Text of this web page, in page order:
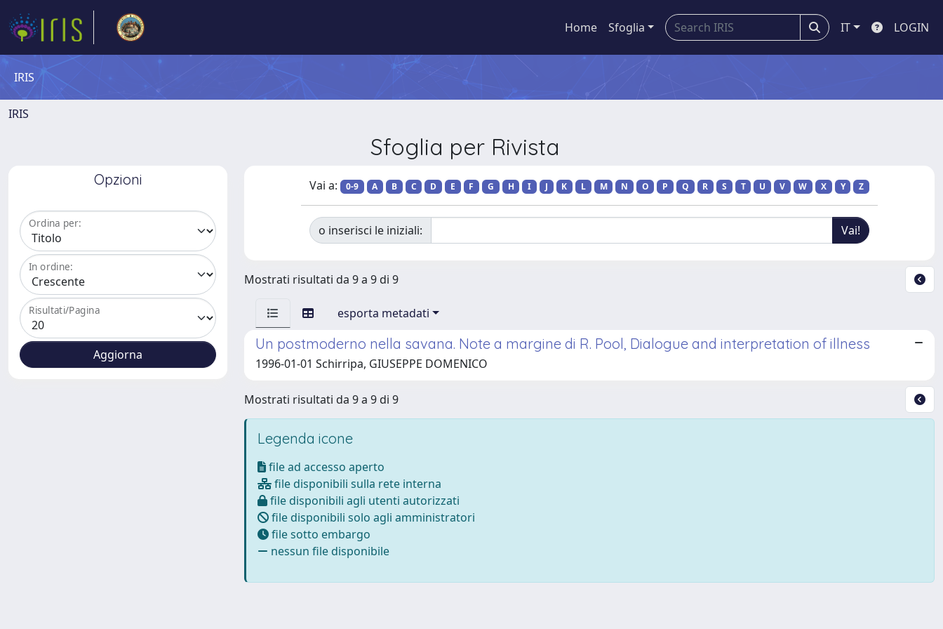
Home Sfoglia IT LOGIN
IRIS
IRIS
Sfoglia per Rivista
Opzioni
Ordina per:
In ordine:
Risultati/Pagina
Vai a: 0-9 A B C D E F G H I J K L M N O P Q R S T U V W X Y Z
o inserisci le iniziali:
Mostrati risultati da 9 a 9 di 9
esporta metadati
Un postmoderno nella savana. Note a margine di R. Pool, Dialogue and interpretation of illness
1996-01-01 Schirripa, GIUSEPPE DOMENICO
Mostrati risultati da 9 a 9 di 9
Legenda icone
file ad accesso aperto
file disponibili sulla rete interna
file disponibili agli utenti autorizzati
file disponibili solo agli amministratori
file sotto embargo
nessun file disponibile